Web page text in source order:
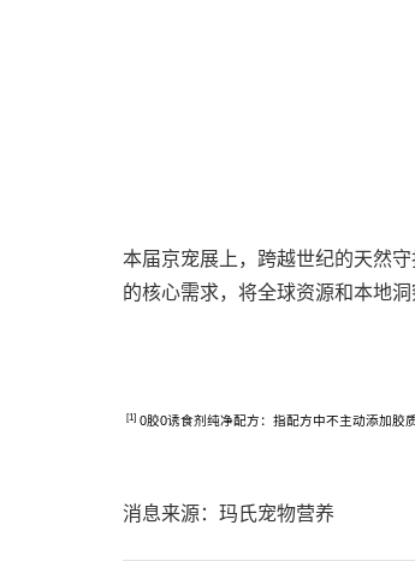
本届京宠展上，跨越世纪的天然
的核心需求，将全球资源和本地
[1]0胶0诱食剂纯净配方：指配方中不主动添加胶
消息来源：玛氏宠物营养